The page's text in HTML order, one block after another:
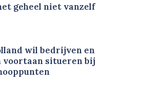
geheel niet vanzelf
wil bedrijven en
voortaan situeren bij